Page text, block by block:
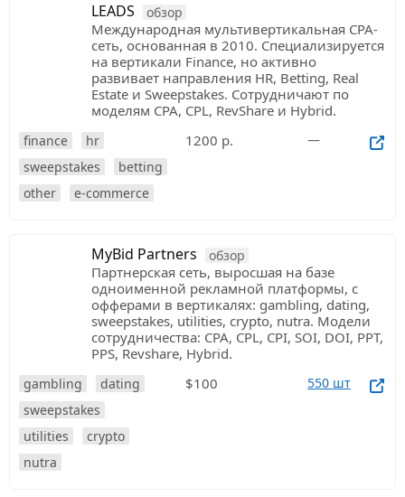
LEADS обзор
Международная мультивертикальная CPA-
сеть, основанная в 2010. Специализируется
на вертикали Finance, но активно
развивает направления HR, Betting, Real
Estate и Sweepstakes. Сотрудничают по
моделям CPA, CPL, RevShare и Hybrid.
finance
hr
sweepstakes
betting
other
e-commerce
1200 р. —
MyBid Partners обзор
Партнерская сеть, выросшая на базе
одноименной рекламной платформы, с
офферами в вертикалях: gambling, dating,
sweepstakes, utilities, crypto, nutra. Модели
сотрудничества: CPA, CPL, CPI, SOI, DOI, PPT,
PPS, Revshare, Hybrid.
gambling
dating
sweepstakes
utilities
crypto
nutra
$100 550 шт